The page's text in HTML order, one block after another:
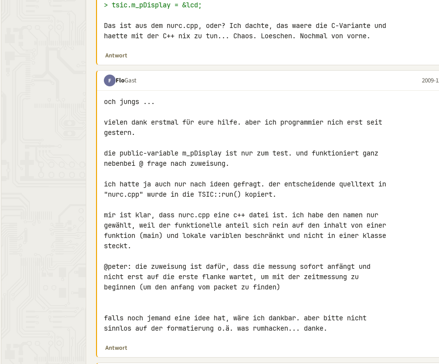
> tsic.m_pDisplay = &lcd;
Das ist aus dem nurc.cpp, oder? Ich dachte, das waere die C-Variante und
haette mit der C++ nix zu tun... Chaos. Loeschen. Nochmal von vorne.
Antwort
F FloGast 2009-
och jungs ...
vielen dank erstmal für eure hilfe. aber ich programmier nich erst seit
gestern.
die public-variable m_pDisplay ist nur zum test. und funktioniert ganz
nebenbei @ frage nach zuweisung.
ich hatte ja auch nur nach ideen gefragt. der entscheidende quelltext in
"nurc.cpp" wurde in die TSIC::run() kopiert.
mir ist klar, dass nurc.cpp eine c++ datei ist. ich habe den namen nur
gewählt, weil der funktionelle anteil sich rein auf den inhalt von einer
funktion (main) und lokale variblen beschränkt und nicht in einer klasse
steckt.
@peter: die zuweisung ist dafür, dass die messung sofort anfängt und
nicht erst auf die erste flanke wartet, um mit der zeitmessung zu
beginnen (um den anfang vom packet zu finden)
falls noch jemand eine idee hat, wäre ich dankbar. aber bitte nicht
sinnlos auf der formatierung o.ä. was rumhacken... danke.
Antwort